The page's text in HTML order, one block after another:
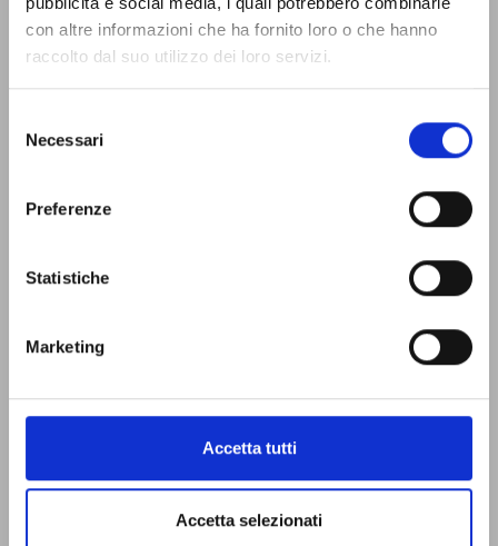
con altre informazioni che ha fornito loro o che hanno
raccolto dal suo utilizzo dei loro servizi.
delNecessari
Preferenze
Statistiche
Marketing
Accetta tutti
Accetta selezionati